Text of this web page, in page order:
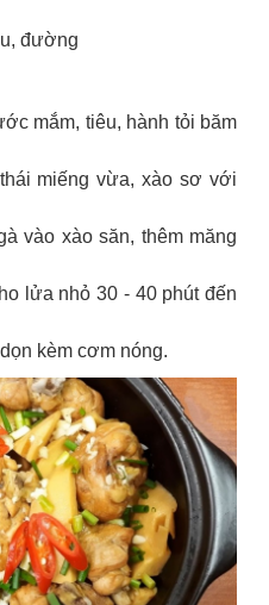
đường
mắm, tiêu, hành tỏi băm
miếng vừa, xào sơ với
vào xào săn, thêm măng
lửa nhỏ 30 - 40 phút đến
kèm cơm nóng.